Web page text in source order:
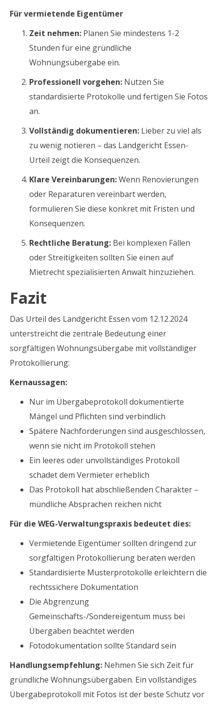
Für vermietende Eigentümer
Zeit nehmen: Planen Sie mindestens 1-2
Stunden für eine gründliche
Wohnungsübergabe ein.
Professionell vorgehen: Nutzen Sie
standardisierte Protokolle und fertigen Sie Fotos
an.
Vollständig dokumentieren: Lieber zu viel als
zu wenig notieren – das Landgericht Essen-
Urteil zeigt die Konsequenzen.
Klare Vereinbarungen:Wenn Renovierungen
oder Reparaturen vereinbart werden,
formulieren Sie diese konkret mit Fristen und
Konsequenzen.
Rechtliche Beratung: Bei komplexen Fällen
oder Streitigkeiten sollten Sie einen auf
Mietrecht spezialisierten Anwalt hinzuziehen.
Fazit
Das Urteil des Landgericht Essen vom 12.12.2024
unterstreicht die zentrale Bedeutung einer
sorgfältigen Wohnungsübergabe mit vollständiger
Protokollierung:
Kernaussagen:
Nur im Übergabeprotokoll dokumentierte
Mängel und Pflichten sind verbindlich
Spätere Nachforderungen sind ausgeschlossen,
wenn sie nicht im Protokoll stehen
Ein leeres oder unvollständiges Protokoll
schadet dem Vermieter erheblich
Das Protokoll hat abschließenden Charakter –
mündliche Absprachen reichen nicht
Für die WEG-Verwaltungspraxis bedeutet dies:
Vermietende Eigentümer sollten dringend zur
sorgfältigen Protokollierung beraten werden
Standardisierte Musterprotokolle erleichtern die
rechtssichere Dokumentation
Die Abgrenzung
Gemeinschafts-/Sondereigentum muss bei
Übergaben beachtet werden
Fotodokumentation sollte Standard sein
Handlungsempfehlung: Nehmen Sie sich Zeit für
gründliche Wohnungsübergaben. Ein vollständiges
Übergabeprotokoll mit Fotos ist der beste Schutz vor